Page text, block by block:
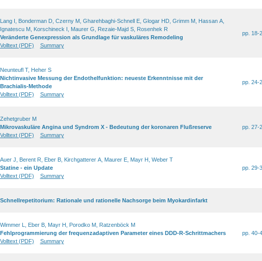
Lang I, Bonderman D, Czerny M, Gharehbaghi-Schnell E, Glogar HD, Grimm M, Hassan A,
Ignatescu M, Korschineck I, Maurer G, Rezaie-Majd S, Rosenhek R
Veränderte Genexpression als Grundlage für vaskuläres Remodeling
Volltext (PDF)
Summary
pp. 18-
Neunteufl T, Heher S
Nichtinvasive Messung der Endothelfunktion: neueste Erkenntnisse mit der
Brachialis-Methode
Volltext (PDF)
Summary
pp. 24-
Zehetgruber M
Mikrovaskuläre Angina und Syndrom X - Bedeutung der koronaren Flußreserve
Volltext (PDF)
Summary
pp. 27-
Auer J, Berent R, Eber B, Kirchgatterer A, Maurer E, Mayr H, Weber T
Statine - ein Update
Volltext (PDF)
Summary
pp. 29-
Schnellrepetitorium: Rationale und rationelle Nachsorge beim Myokardinfarkt
Wimmer L, Eber B, Mayr H, Porodko M, Ratzenböck M
Fehlprogrammierung der frequenzadaptiven Parameter eines DDD-R-Schrittmachers
Volltext (PDF)
Summary
pp. 40-